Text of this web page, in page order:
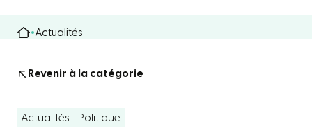
Actualités
Revenir à la catégorie
Actualités Politique